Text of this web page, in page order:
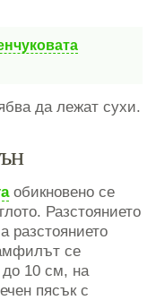
да лежат сухи.
обикновено се
Разстоянието
разстоянието
се
10 см, на
пясък с